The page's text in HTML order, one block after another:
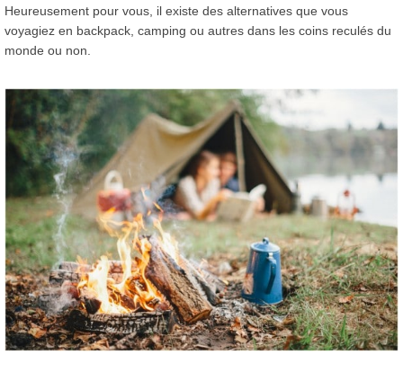
Heureusement pour vous, il existe des alternatives que vous
voyagiez en backpack, camping ou autres dans les coins reculés du
monde ou non.